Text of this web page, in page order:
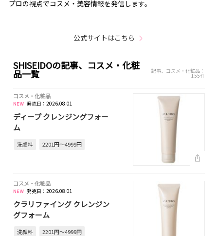
プロの視点でコスメ・美容情報を発信します。
公式サイトはこちら
SHISEIDOの記事、コスメ・化粧
品一覧 記事、コスメ・化粧品：
155件
コスメ・化粧品
発売日：2026.08.01
ディープ クレンジングフォー
ム
洗顔料 2201円～4999円
コスメ・化粧品
発売日：2026.08.01
クラリファイング クレンジン
グフォーム
洗顔料 2201円～4999円